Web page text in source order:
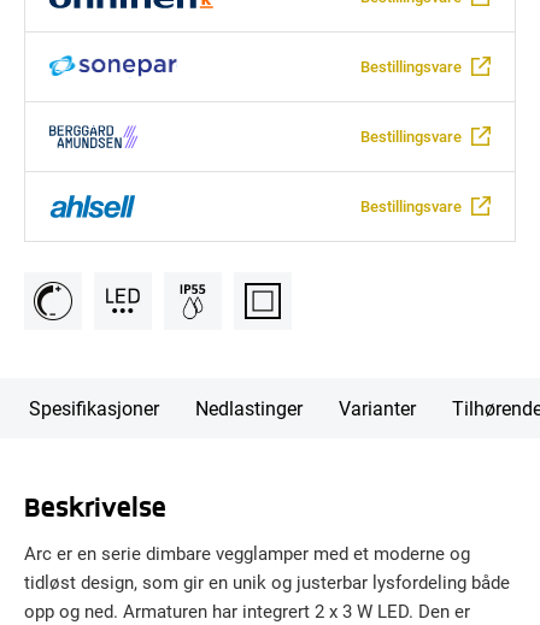
Bestillingsvare
Bestillingsvare
Bestillingsvare
Spesifikasjoner Nedlastinger Varianter
Beskrivelse
Arc er en serie dimbare vegglamper med et moderne og
tidløst design, som gir en unik og justerbar lysfordeling både
opp og ned. Armaturen har integrert 2 x 3 W LED. Den er